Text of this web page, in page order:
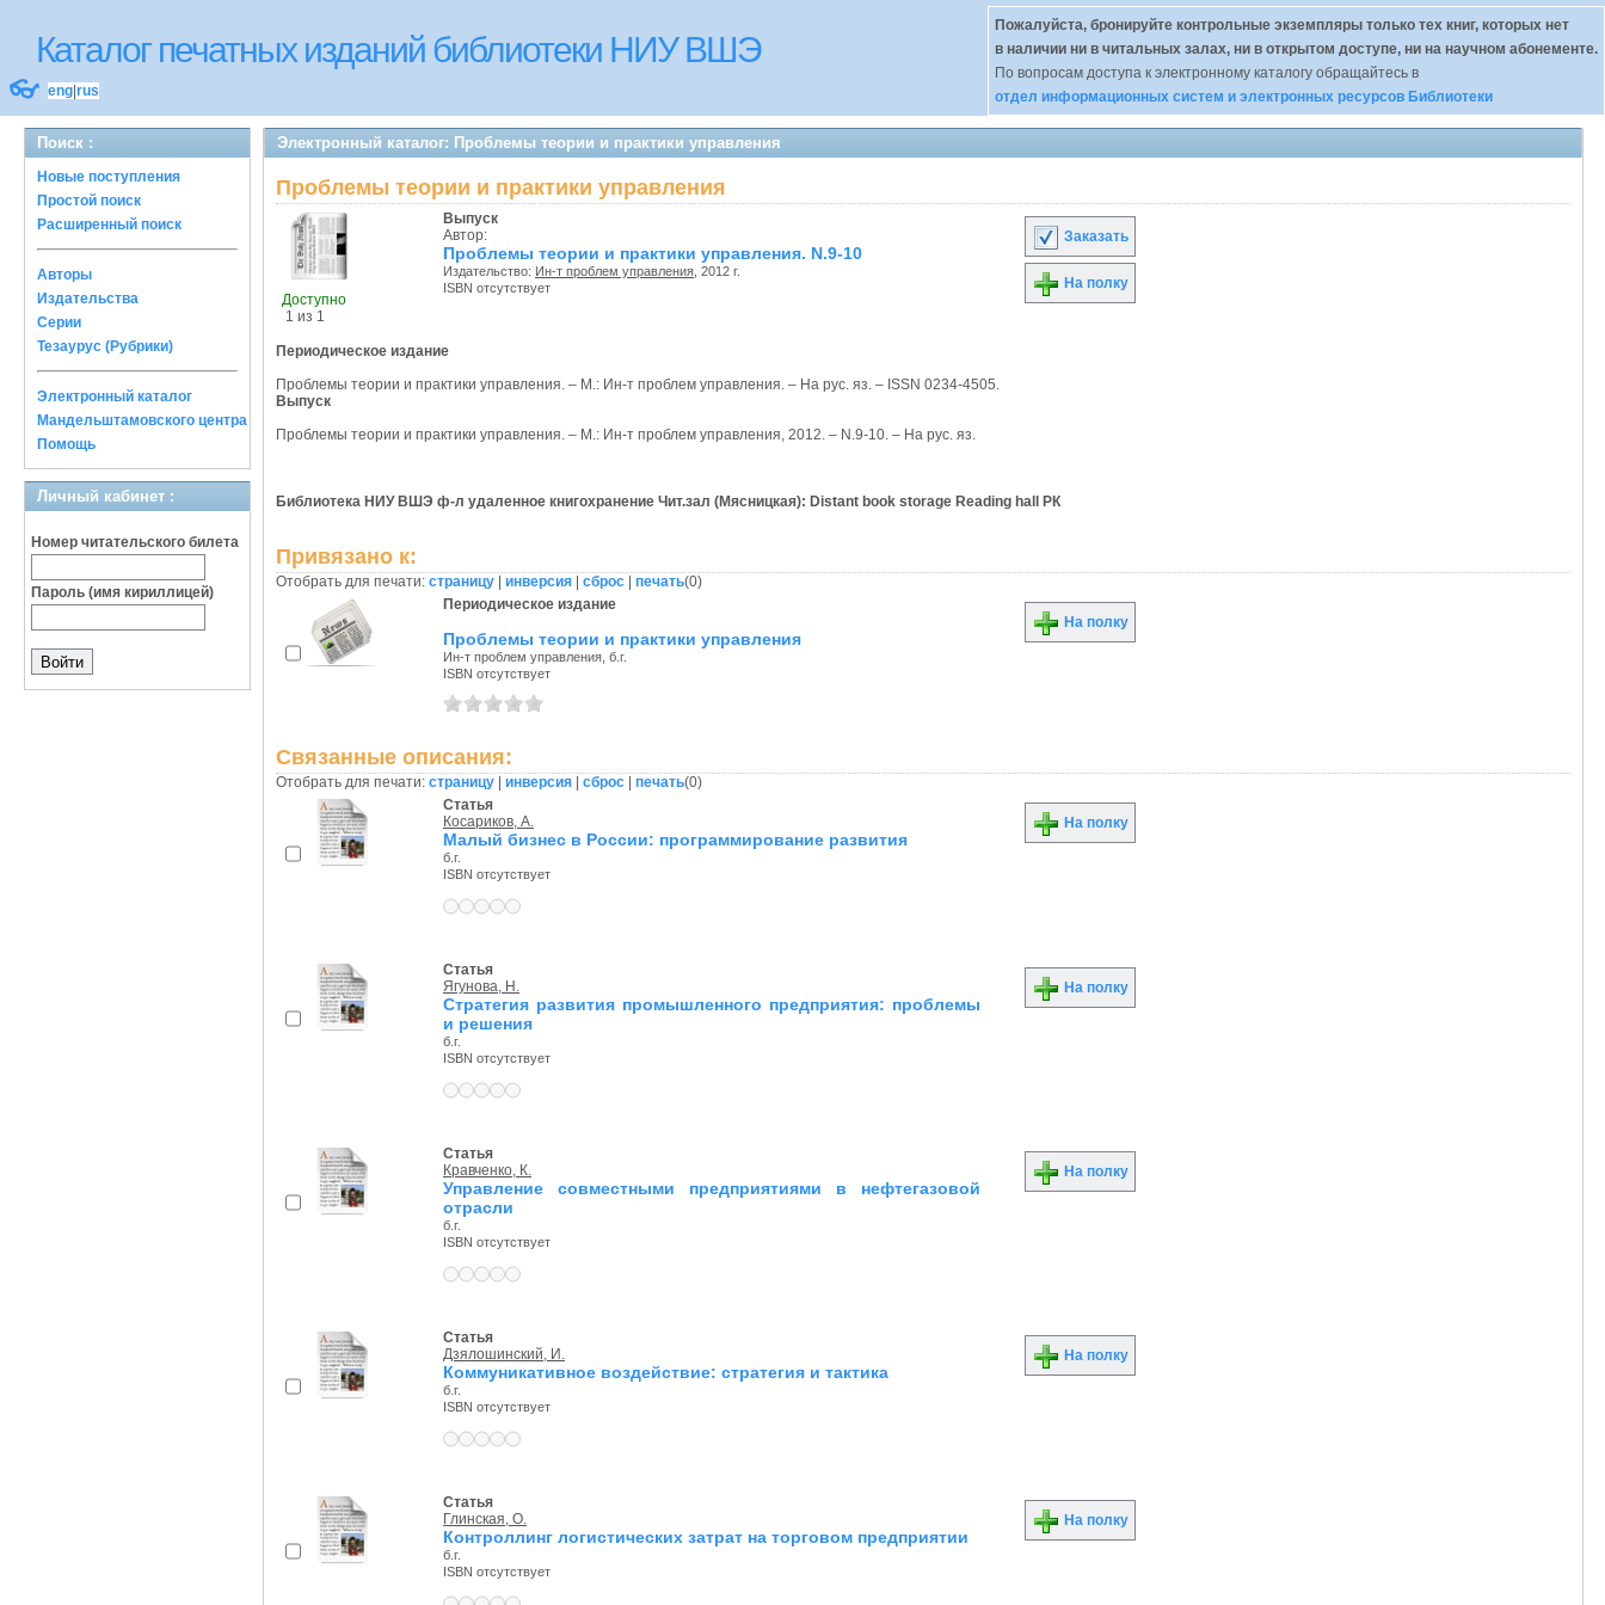
Каталог печатных изданий библиотеки НИУ ВШЭ
👓 eng rus
Пожалуйста, бронируйте контрольные экземпляры только тех книг, которых нет
в наличии ни в читальных залах, ни в открытом доступе, ни на научном абонементе.
По вопросам доступа к электронному каталогу обращайтесь в
отдел информационных систем и электронных ресурсов Библиотеки
Поиск :
Новые поступления
Простой поиск
Расширенный поиск
Авторы
Издательства
Серии
Тезаурус (Рубрики)
Электронный каталог
Мандельштамовского центра
Помощь
Личный кабинет :
Номер читательского билета
Пароль (имя кириллицей)
Электронный каталог: Проблемы теории и практики управления
Проблемы теории и практики управления
Доступно
1 из 1
Выпуск
Автор:
Проблемы теории и практики управления. N.9-10
Издательство: Ин-т проблем управления , 2012 г.
ISBN отсутствует
Заказать
На полку
Периодическое издание
Проблемы теории и практики управления. – М.: Ин-т проблем управления. – На рус. яз. – ISSN 0234-4505.
Выпуск
Проблемы теории и практики управления. – М.: Ин-т проблем управления, 2012. – N.9-10. – На рус. яз.
Библиотека НИУ ВШЭ ф-л удаленное книгохранение Чит.зал (Мясницкая): Distant book storage Reading hall РК
Привязано к:
Отобрать для печати: страницу инверсия сброс печать(0)
Периодическое издание
Проблемы теории и практики управления
Ин-т проблем управления, б.г.
ISBN отсутствует
На полку
Связанные описания:
Отобрать для печати: страницу инверсия сброс печать(0)
Статья
Косариков, А.
Малый бизнес в России: программирование развития
б.г.
ISBN отсутствует
На полку
Статья
Ягунова, Н.
Стратегия развития промышленного предприятия: проблемы
и решения
б.г.
ISBN отсутствует
На полку
Статья
Кравченко, К.
Управление совместными предприятиями в нефтегазовой
отрасли
б.г.
ISBN отсутствует
На полку
Статья
Дзялошинский, И.
Коммуникативное воздействие: стратегия и тактика
б.г.
ISBN отсутствует
На полку
Статья
Глинская, О.
Контроллинг логистических затрат на торговом предприятии
б.г.
ISBN отсутствует
На полку